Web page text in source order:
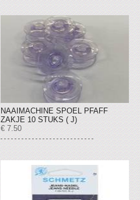
NAAIMACHINE SPOEL PFAFF
ZAKJE 10 STUKS ( J)
€ 7.50